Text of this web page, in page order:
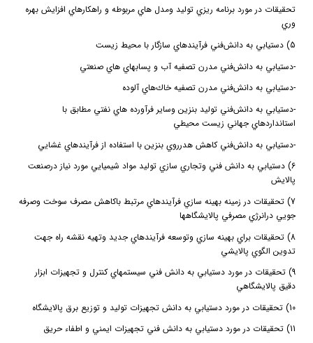
تحقيقات در مورد برنامه ريزي توليد ومدل هاي مربوطه و راهكارهاي افزايش بهره
وري
5) دستيابي به دانش‌‌فني فرآيندهاي سازگار با محيط زيست
-دستيابي به دانش‌فني مدرن تصفيه آب‌ و پسابهاي هاي صنعتي
-دستيابي به دانش‌فني مدرن تصفيه خاك‌هاي آلوده
-دستيابي به دانش‌فني توليد بنزين وساير فرآورده هاي نفتي مطابق با
استانداردهاي جهاني زيست محيطي
-دستيابي به دانش‌فني كاهش هدرروي بنزين با استفاده از فرآيندهاي غشايي
6) دستيابي به دانش فني وتجاري سازي توليد مواد شيميايي مورد نياز درصنعت
پالايش
7) تحقيقات در زمينه بهينه سازي فرآيندهاي مرتبط باكاهش مصرف سوخت وصرفه
جويي درانرژي مصرفي پالايشگاهها
8) تحقيقات براي بهينه سازي وتوسعه فرآيندهاي جديد وتهيه نقشه راه جهت
تدوين الگوي پالايشي
9) تحقيقات در مورد دستيابي به دانش فني سيستمهاي كنترل و تجهيزات ابزار
دقيق پالايشگاهي
10) تحقيقات در مورد دستيابي به دانش تجهيزات توليد و توزيع برق پالايشگاه
11) تحقيقات در مورد دستيابي به دانش فني تجهيزات ايمني و اطفاء حريق